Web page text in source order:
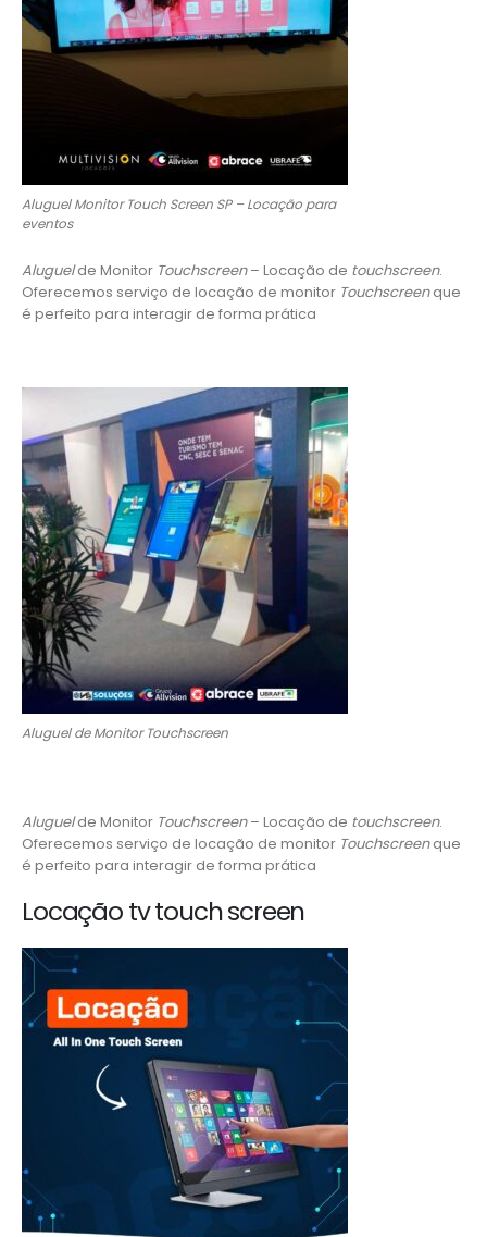
Aluguel Monitor Touch Screen SP – Locação para
eventos
Aluguelde Monitor Touchscreen– Locação de touchscreen.
Oferecemos serviço de locação de monitor Touchscreenque
é perfeito para interagir de forma prática
Aluguel de Monitor Touchscreen
Aluguelde Monitor Touchscreen– Locação de touchscreen.
Oferecemos serviço de locação de monitor Touchscreenque
é perfeito para interagir de forma prática
Locação tv touch screen